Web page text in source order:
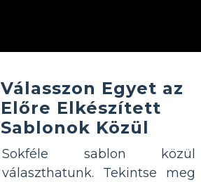
Válasszon Egyet az
Előre Elkészített
Sablonok Közül
Sokféle sablon közül
választhatunk. Tekintse meg